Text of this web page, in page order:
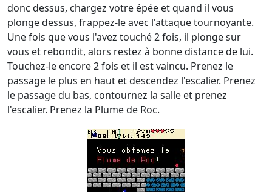
donc dessus, chargez votre épée et quand il vous
plonge dessus, frappez-le avec l'attaque tournoyante.
Une fois que vous l'avez touché 2 fois, il plonge sur
vous et rebondit, alors restez à bonne distance de lui.
Touchez-le encore 2 fois et il est vaincu. Prenez le
passage le plus en haut et descendez l'escalier. Prenez
le passage du bas, contournez la salle et prenez
l'escalier. Prenez la Plume de Roc.